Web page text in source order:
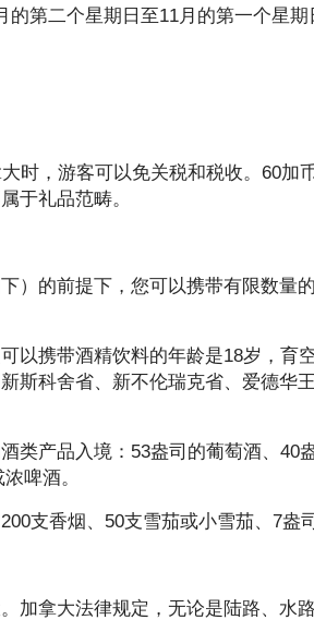
的第二个星期日至11月的第一个星
时，游客可以免关税和税收。60加
于礼品范畴。
）的前提下，您可以携带有限数量
以携带酒精饮料的年龄是18岁，育
斯科舍省、新不伦瑞克省、爱德华
类产品入境：53盎司的葡萄酒、40
啤酒。
支香烟、50支雪茄或小雪茄、7盎
加拿大法律规定，无论是陆路、水